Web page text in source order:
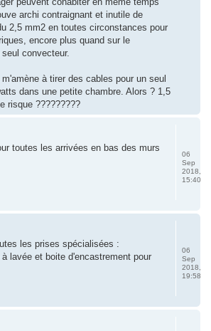
archi contraignant et inutile de
2,5 mm2 en toutes circonstances pour
encore plus quand sur le
convecteur.
à tirer des cables pour un seul
dans une petite chambre. Alors ? 1,5
risque ?????????
toutes les arrivées en bas des murs
06
Sep
2018,
15:40
les prises spécialisées :
lavée et boite d'encastrement pour
06
Sep
2018,
19:58